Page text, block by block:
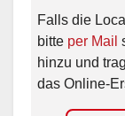
Falls die
bitte per Mail
hinzu und
das Online-